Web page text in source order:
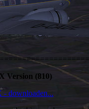
Version (810)